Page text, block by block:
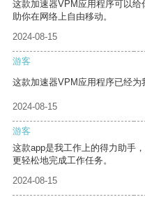
这款加速器VPM应用程序可以
助你在网络上自由移动。
2024-08-15
游客
这款加速器VPM应用程序已经为
2024-08-15
游客
这款app是我工作上的得力助手
更轻松地完成工作任务。
2024-08-15